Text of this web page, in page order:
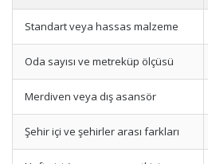
Standart veya hassas malzeme
Oda sayısı ve metreküp ölçüsü
Merdiven veya dış asansör
Şehir içi ve şehirler arası farkları